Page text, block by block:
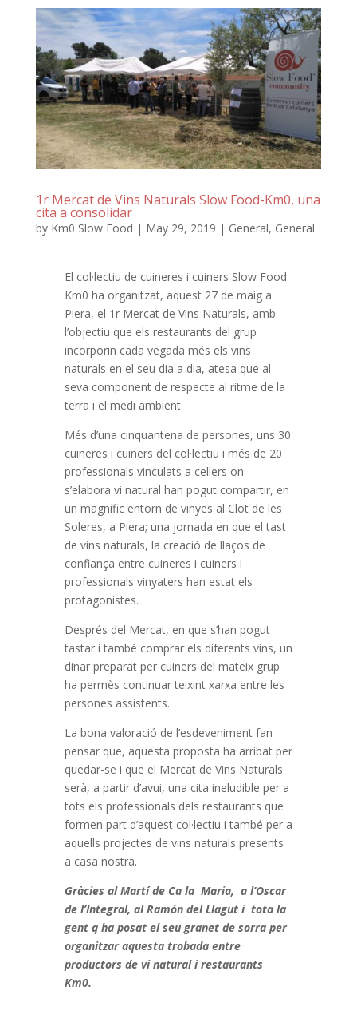
1r Mercat de Vins Naturals Slow Food-Km0, una
cita a consolidar
by Km0 Slow Food | May 29, 2019 | General, General
El col·lectiu de cuineres i cuiners Slow Food
Km0 ha organitzat, aquest 27 de maig a
Piera, el 1r Mercat de Vins Naturals, amb
l’objectiu que els restaurants del grup
incorporin cada vegada més els vins
naturals en el seu dia a dia, atesa que al
seva component de respecte al ritme de la
terra i el medi ambient.
Més d’una cinquantena de persones, uns 30
cuineres i cuiners del col·lectiu i més de 20
professionals vinculats a cellers on
s’elabora vi natural han pogut compartir, en
un magnífic entorn de vinyes al Clot de les
Soleres, a Piera; una jornada en que el tast
de vins naturals, la creació de llaços de
confiança entre cuineres i cuiners i
professionals vinyaters han estat els
protagonistes.
Després del Mercat, en que s’han pogut
tastar i també comprar els diferents vins, un
dinar preparat per cuiners del mateix grup
ha permès continuar teixint xarxa entre les
persones assistents.
La bona valoració de l’esdeveniment fan
pensar que, aquesta proposta ha arribat per
quedar-se i que el Mercat de Vins Naturals
serà, a partir d’avui, una cita ineludible per a
tots els professionals dels restaurants que
formen part d’aquest col·lectiu i també per a
aquells projectes de vins naturals presents
a casa nostra.
Gràcies al Martí de Ca la Maria, a l’Oscar
de l’Integral, al Ramón del Llagut i tota la
gent q ha posat el seu granet de sorra per
organitzar aquesta trobada entre
productors de vi natural i restaurants
Km0.